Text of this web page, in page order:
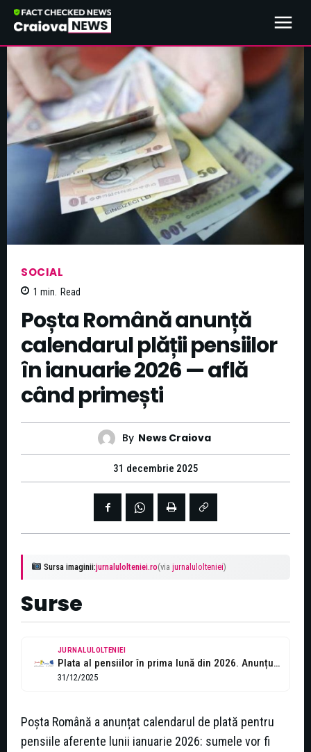
SOCIAL
1 min. Read
Poșta Română anunță
calendarul plății pensiilor
în ianuarie 2026 — află
când primești
By News Craiova
31 decembrie 2025
Sursa imaginii:jurnalulolteniei.ro(via jurnalulolteniei)
Surse
JURNALULOLTENIEI
Plata al pensiilor în prima lună din 2026. Anunțul Poștei
31/12/2025
Poșta Română a anunțat calendarul de plată pentru
pensiile aferente lunii ianuarie 2026: sumele vor fi